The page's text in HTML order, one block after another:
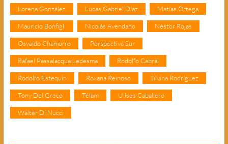
Lorena González Lucas Gabriel Díaz Matías Ortega
Mauricio Bonfigli Nicolás Avendaño Néstor Rojas
Osvaldo Chamorro Perspectiva Sur
Rafael Passalacqua Ledesma Rodolfo Cabral
Rodolfo Estequin Roxana Reinoso Silvina Rodríguez
Tony Del Greco Télam Ulises Caballero
Walter Di Nucci